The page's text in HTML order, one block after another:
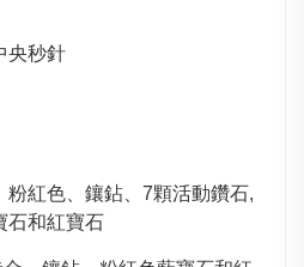
央秒針
粉紅色、鑲鉆、7顆活動鑽石,
石和紅寶石